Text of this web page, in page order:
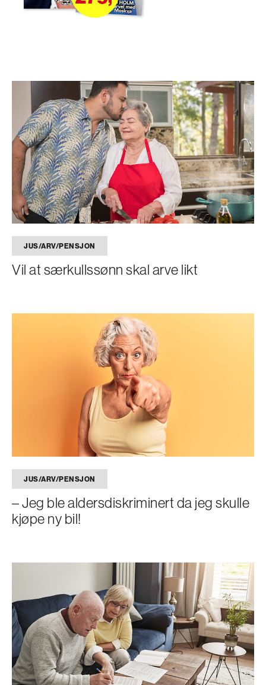
JUS/ARV/PENSJON
Vil at særkullssønn skal arve likt
JUS/ARV/PENSJON
– Jeg ble aldersdiskriminert da jeg skulle
kjøpe ny bil!